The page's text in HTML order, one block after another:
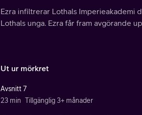
Ezra infiltrerar Lothals Imperieakademi
Lothals unga. Ezra får fram avgörande
Ut ur mörkret
Avsnitt 7
23 min Tillgänglig 3+ månader